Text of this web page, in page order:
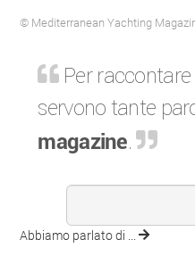
© Mediterranean Yachting
Per raccontare
servono tante
magazine.
Abbiamo parlato di ...